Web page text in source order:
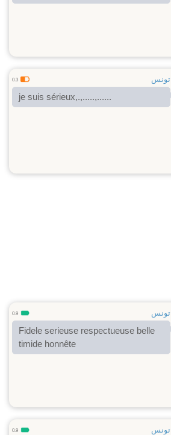
تونس 0.3
je suis sérieux,.,.....,......
تونس 0.9
Fidele serieuse respectueuse belle
timide honnête
تونس 0.9